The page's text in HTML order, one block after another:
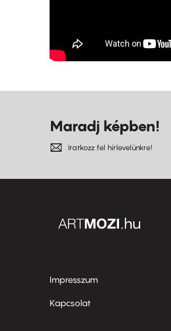
Maradj képben!
Iratkozz fel hírlevelünkre!
Footer
menu
Impresszum
Kapcsolat